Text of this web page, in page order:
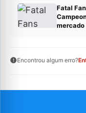
Fatal
Encontrou algum erro?